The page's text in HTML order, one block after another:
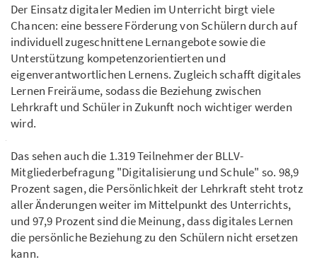
Der Einsatz digitaler Medien im Unterricht birgt viele
Chancen: eine bessere Förderung von Schülern durch auf
individuell zugeschnittene Lernangebote sowie die
Unterstützung kompetenzorientierten und
eigenverantwortlichen Lernens. Zugleich schafft digitales
Lernen Freiräume, sodass die Beziehung zwischen
Lehrkraft und Schüler in Zukunft noch wichtiger werden
wird.
Das sehen auch die 1.319 Teilnehmer der BLLV-
Mitgliederbefragung "Digitalisierung und Schule" so. 98,9
Prozent sagen, die Persönlichkeit der Lehrkraft steht trotz
aller Änderungen weiter im Mittelpunkt des Unterrichts,
und 97,9 Prozent sind die Meinung, dass digitales Lernen
die persönliche Beziehung zu den Schülern nicht ersetzen
kann.